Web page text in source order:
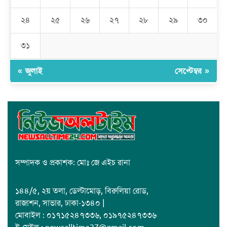
জাবাল-ই-নূর মডেল মাদ্রাসায় ১২তম বার্ষিক পুরস্কার বিতরণ ও বালিকা
২৪ ২৫ ২৬ ২৭ ২৮ ২৯ ৩০
৩১
« জুলাই সেপ্টেম্বর »
সম্পাদক ও প্রকাশক: মোঃ জে এইচ রানা
১৪৪/৫, ২য় তলা, ডেল্টামোড়, বিরুলিয়া রোড,
রাজাশন, সাভার, ঢাকা-১৩৪০ |
মোবাইল : ০১৭১৫২৪৭৩৩৬, ০১৯৭৫২৪৭৩৩৬